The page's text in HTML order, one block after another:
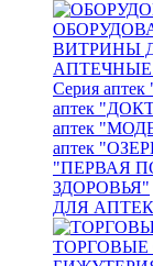
ВИТРИНЫ
Серия
аптек
аптек
аптек
"ПЕРВАЯ
ЗДОРОВЬЯ"
ДЛЯ АПТЕК
ТОРГОВЫЕ